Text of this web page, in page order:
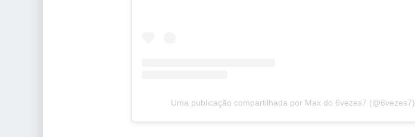
Uma publicação compartilhada por Max do 6vezes7 (@6vezes7)